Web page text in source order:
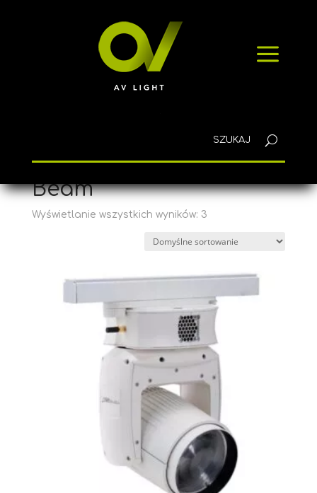
a
PRODUKTY
AKTUALNOŚCI
SZYBKIE ZAPYTANIE
KONTAKT
Strona główna/ Produkty oznaczone “Beam”
Beam
Wyświetlanie wszystkich wyników: 3